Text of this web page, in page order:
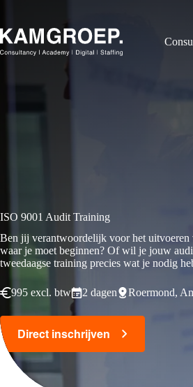
de
inhoud
ISO 9001 Audit Training
Ben jij verantwoordelijk voor het uitvoeren
waar je moet beginnen? Of wil je jouw
tweedaagse training precies wat je nodig
995 excl. btw 2 dagen Roermond,
Direct inschrijven